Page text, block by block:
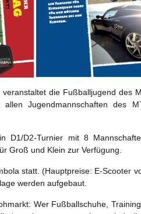
veranstaltet die Fußballjugend des
Jugendmannschaften des
D1/D2-Turnier mit 8
Groß und Klein zur Verfügung.
statt. (Hauptpreise: E-Scooter
werden aufgebaut.
Wer Fußballschuhe,